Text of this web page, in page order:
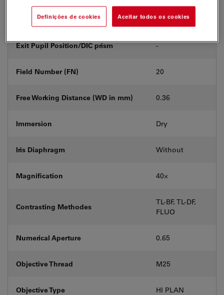
Coverglass With
Exit Pupil Position/DIC prism -
Field Number (FN) 20
Free Working Distance (WD in mm) 0.36
Immersion Dry
Iris Diaphragm Without
Magnification 40⨉
Contrasting Methodes
TL-BF, TL-DF,
FLUO
Numerical Aperture 0.65
Objective Thread M25
Objective Type HI PLAN
Definições de cookies Aceitar todos os cookies